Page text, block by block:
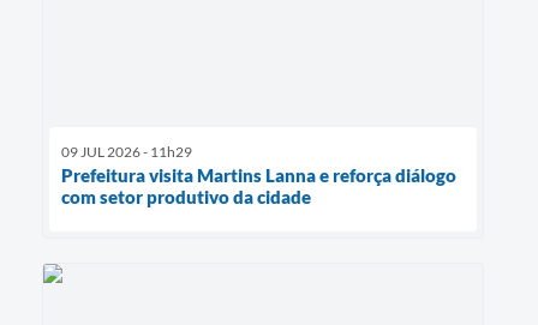
09 JUL 2026 - 11h29
Prefeitura visita Martins Lanna e reforça diálogo
com setor produtivo da cidade